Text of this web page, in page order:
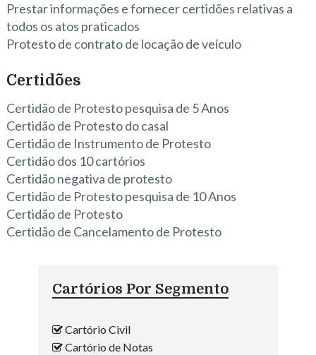
Prestar informações e fornecer certidões relativas a
todos os atos praticados
Protesto de contrato de locação de veículo
Certidões
Certidão de Protesto pesquisa de 5 Anos
Certidão de Protesto do casal
Certidão de Instrumento de Protesto
Certidão dos 10 cartórios
Certidão negativa de protesto
Certidão de Protesto pesquisa de 10 Anos
Certidão de Protesto
Certidão de Cancelamento de Protesto
Cartórios Por Segmento
Cartório Civil
Cartório de Notas